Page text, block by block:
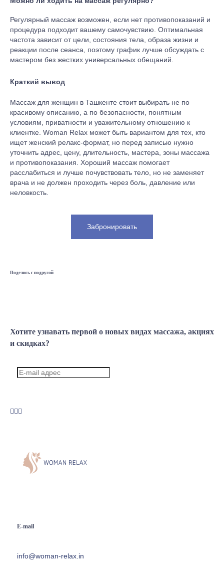
Регулярный массаж возможен, если нет противопоказаний и
процедура подходит вашему самочувствию. Оптимальная
частота зависит от цели, состояния тела, образа жизни и
реакции после сеанса, поэтому график лучше обсуждать с
мастером без жестких универсальных обещаний.
Краткий вывод
Массаж для женщин в Ташкенте стоит выбирать не по
красивому описанию, а по безопасности, понятным
условиям, приватности и уважительному отношению к
клиентке. Woman Relax может быть вариантом для тех, кто
ищет женский релакс-формат, но перед записью нужно
уточнить адрес, цену, длительность, мастера, зоны массажа
и противопоказания. Хороший массаж помогает
расслабиться и лучше почувствовать тело, но не заменяет
врача и не должен проходить через боль, давление или
неловкость.
Забронировать
Поделись с подругой
Хотите узнавать первой о новых видах массажа, акциях
и скидках?
E-mail
info@woman-relax.in